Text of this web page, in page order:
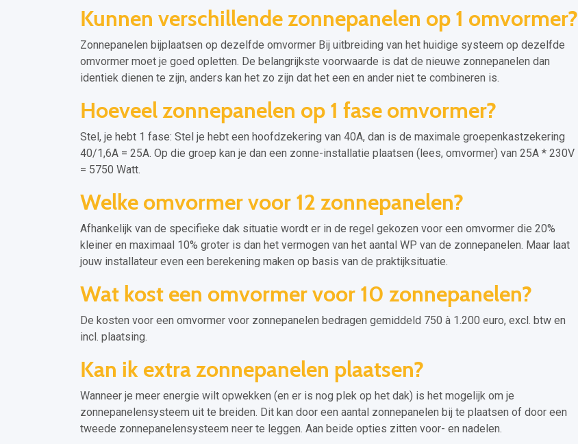
Kunnen verschillende zonnepanelen op 1 omvormer?
Zonnepanelen bijplaatsen op dezelfde omvormer Bij uitbreiding van het huidige systeem op dezelfde
omvormer moet je goed opletten. De belangrijkste voorwaarde is dat de nieuwe zonnepanelen dan
identiek dienen te zijn, anders kan het zo zijn dat het een en ander niet te combineren is.
Hoeveel zonnepanelen op 1 fase omvormer?
Stel, je hebt 1 fase: Stel je hebt een hoofdzekering van 40A, dan is de maximale groepenkastzekering
40/1,6A = 25A. Op die groep kan je dan een zonne-installatie plaatsen (lees, omvormer) van 25A * 230V
= 5750 Watt.
Welke omvormer voor 12 zonnepanelen?
Afhankelijk van de specifieke dak situatie wordt er in de regel gekozen voor een omvormer die 20%
kleiner en maximaal 10% groter is dan het vermogen van het aantal WP van de zonnepanelen. Maar laat
jouw installateur even een berekening maken op basis van de praktijksituatie.
Wat kost een omvormer voor 10 zonnepanelen?
De kosten voor een omvormer voor zonnepanelen bedragen gemiddeld 750 à 1.200 euro, excl. btw en
incl. plaatsing.
Kan ik extra zonnepanelen plaatsen?
Wanneer je meer energie wilt opwekken (en er is nog plek op het dak) is het mogelijk om je
zonnepanelensysteem uit te breiden. Dit kan door een aantal zonnepanelen bij te plaatsen of door een
tweede zonnepanelensysteem neer te leggen. Aan beide opties zitten voor- en nadelen.